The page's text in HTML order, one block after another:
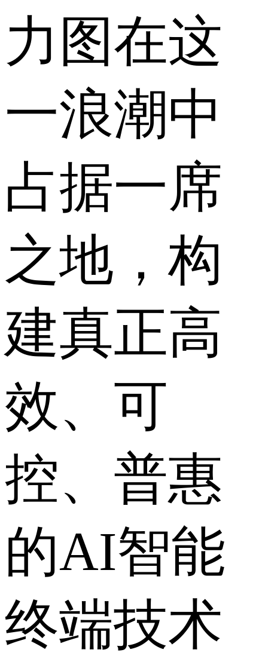
力图在这
一浪潮中
占据一席
之地，构
建真正高
效、可
控、普惠
的AI智能
终端技术